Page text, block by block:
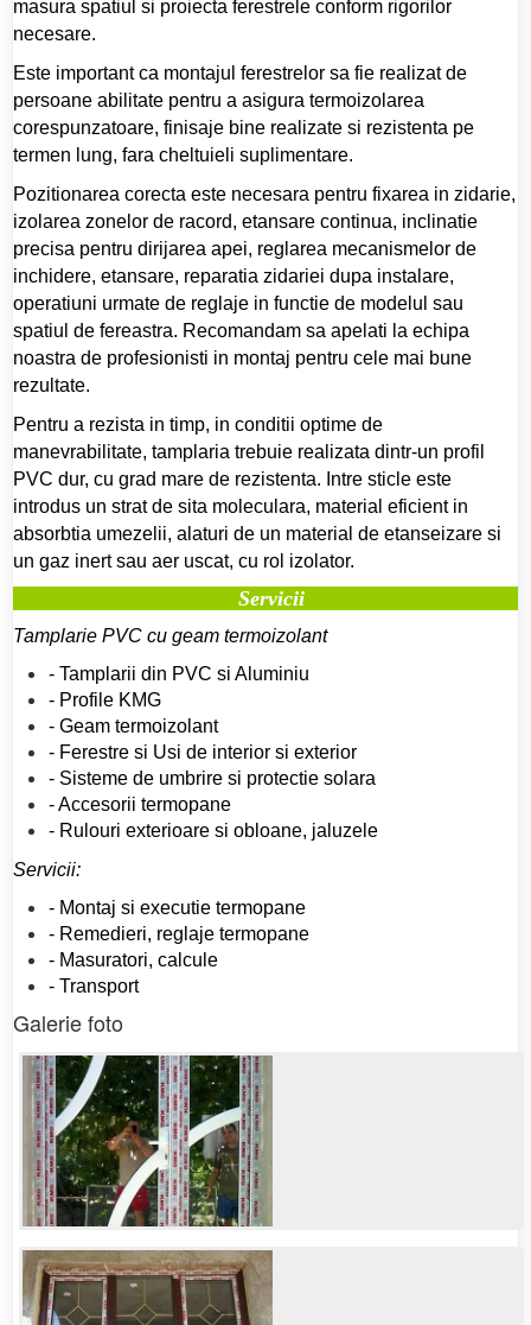
masura spatiul si proiecta ferestrele conform rigorilor
necesare.
Este important ca montajul ferestrelor sa fie realizat de
persoane abilitate pentru a asigura termoizolarea
corespunzatoare, finisaje bine realizate si rezistenta pe
termen lung, fara cheltuieli suplimentare.
Pozitionarea corecta este necesara pentru fixarea in zidarie,
izolarea zonelor de racord, etansare continua, inclinatie
precisa pentru dirijarea apei, reglarea mecanismelor de
inchidere, etansare, reparatia zidariei dupa instalare,
operatiuni urmate de reglaje in functie de modelul sau
spatiul de fereastra. Recomandam sa apelati la echipa
noastra de profesionisti in montaj pentru cele mai bune
rezultate.
Pentru a rezista in timp, in conditii optime de
manevrabilitate, tamplaria trebuie realizata dintr-un profil
PVC dur, cu grad mare de rezistenta. Intre sticle este
introdus un strat de sita moleculara, material eficient in
absorbtia umezelii, alaturi de un material de etanseizare si
un gaz inert sau aer uscat, cu rol izolator.
Servicii
Tamplarie PVC cu geam termoizolant
- Tamplarii din PVC si Aluminiu
- Profile KMG
- Geam termoizolant
- Ferestre si Usi de interior si exterior
- Sisteme de umbrire si protectie solara
- Accesorii termopane
- Rulouri exterioare si obloane, jaluzele
Servicii:
- Montaj si executie termopane
- Remedieri, reglaje termopane
- Masuratori, calcule
- Transport
Galerie foto